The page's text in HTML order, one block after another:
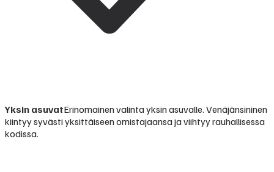
Yksin asuvatErinomainen valinta yksin asuvalle. Venäjänsininen
kiintyy syvästi yksittäiseen omistajaansa ja viihtyy rauhallisessa
kodissa.